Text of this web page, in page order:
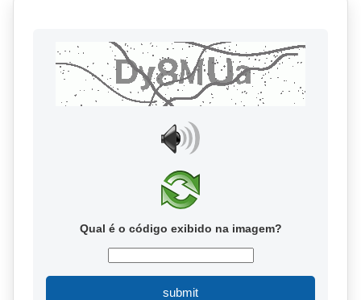
Qual é o código exibido na imagem?
submit